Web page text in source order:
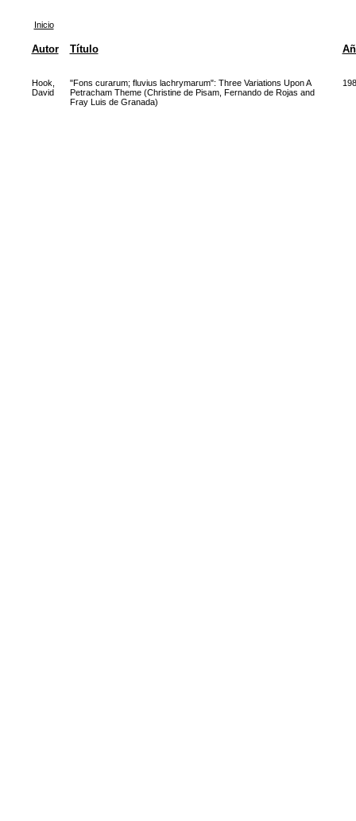
Inicio
Autor Título
Hook,
David
"Fons curarum; fluvius lachrymarum": Three Variations Upon A
Petracham Theme (Christine de Pisam, Fernando de Rojas and
Fray Luis de Granada)